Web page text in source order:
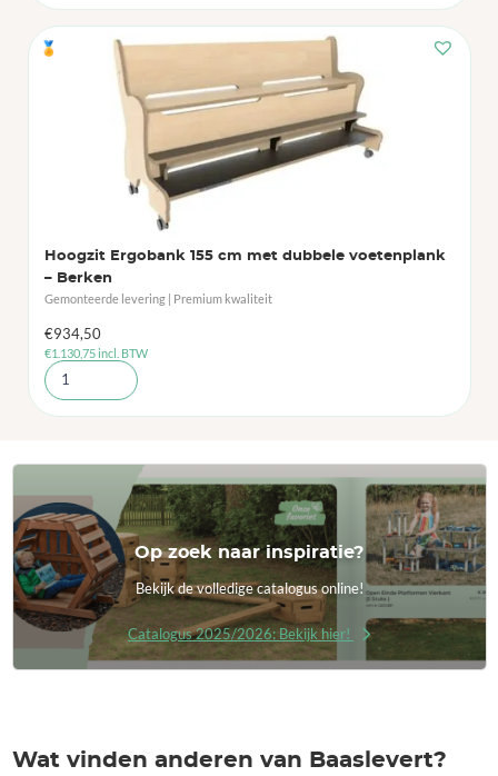
🏅
Hoogzit Ergobank 155 cm met dubbele voetenplank
– Berken
Gemonteerde levering | Premium kwaliteit
€934,50
€1.130,75incl. BTW
Op zoek naar inspiratie?
Bekijk de volledige catalogus online!
Catalogus 2025/2026: Bekijk hier!
Wat vinden anderen van Baaslevert?